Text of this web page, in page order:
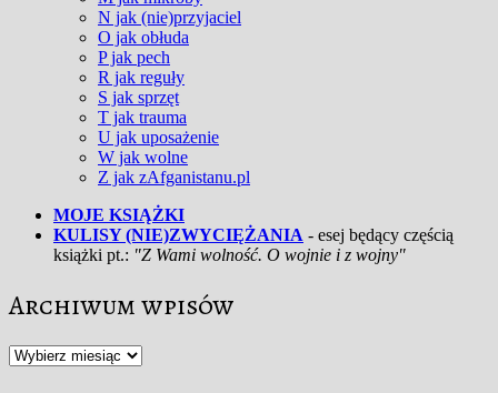
N jak (nie)przyjaciel
O jak obłuda
P jak pech
R jak reguły
S jak sprzęt
T jak trauma
U jak uposażenie
W jak wolne
Z jak zAfganistanu.pl
MOJE KSIĄŻKI
KULISY (NIE)ZWYCIĘŻANIA - esej będący częścią
książki pt.: "Z Wami wolność. O wojnie i z wojny"
Archiwum wpisów
Archiwum